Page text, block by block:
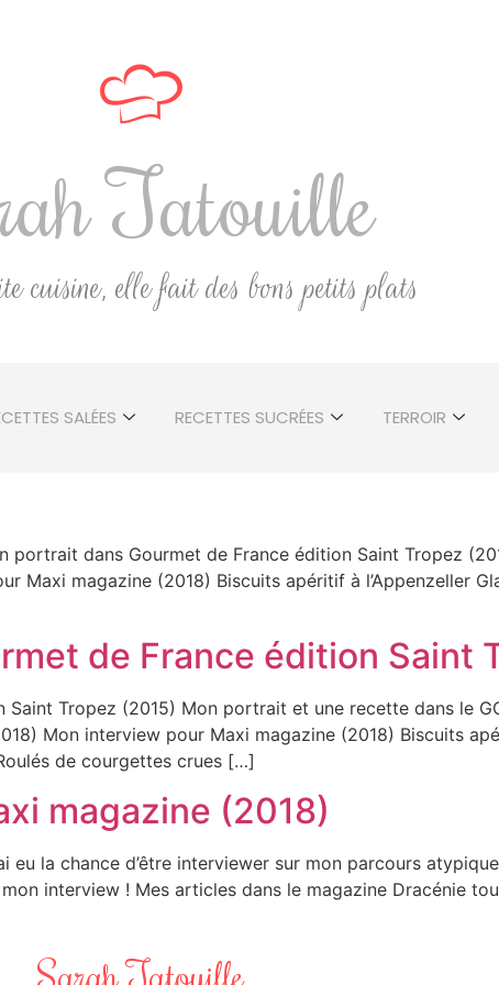
Tatouille
cuisine, elle fait des bons petits plats
SALÉES RECETTES SUCRÉES TERROIR
portrait dans Gourmet de France édition Saint Tropez
Maxi magazine (2018) Biscuits apéritif à l’Appenzeller
de France édition Saint
Tropez (2015) Mon portrait et une recette dans le
Mon interview pour Maxi magazine (2018) Biscuits
de courgettes crues […]
magazine (2018)
eu la chance d’être interviewer sur mon parcours
interview ! Mes articles dans le magazine Dracénie
Sarah Tatouille